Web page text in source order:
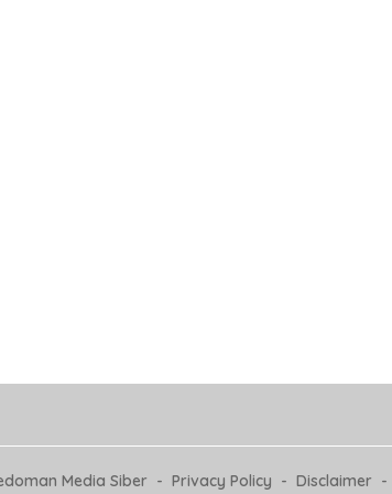
Media Siber Privacy Policy Disclaimer